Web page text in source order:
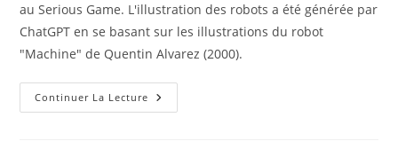
au Serious Game. L'illustration des robots a été générée par
ChatGPT en se basant sur les illustrations du robot
"Machine" de Quentin Alvarez (2000).
Continuer La Lecture PODCAST
Introduction